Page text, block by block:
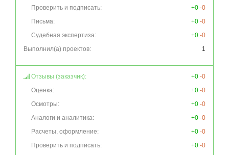
Проверить и подписать:
+0 -0
Письма:
+0 -0
Судебная экспертиза:
+0 -0
Выполнил(а) проектов:
1
Отзывы (заказчик): +0 -0
Оценка:
+0 -0
Осмотры:
+0 -0
Аналоги и аналитика:
+0 -0
Расчеты, оформление:
+0 -0
Проверить и подписать:
+0 -0